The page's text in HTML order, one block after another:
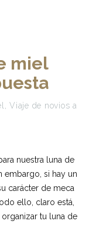
miel
Viaje de novios a
nuestra luna de
embargo, si hay un
carácter de meca
ello, claro está,
tu luna de